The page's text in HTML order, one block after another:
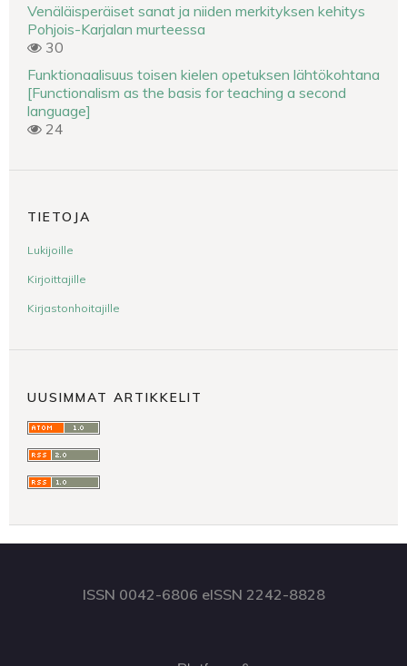
Venäläisperäiset sanat ja niiden merkityksen kehitys
Pohjois-Karjalan murteessa
30
Funktionaalisuus toisen kielen opetuksen lähtökohtana
[Functionalism as the basis for teaching a second
language]
24
TIETOJA
Lukijoille
Kirjoittajille
Kirjastonhoitajille
UUSIMMAT ARTIKKELIT
ISSN 0042-6806 eISSN 2242-8828